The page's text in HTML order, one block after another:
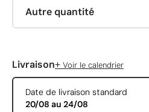
Autre quantité
Livraison+ Voir le calendrier
Date de livraison standard
20/08 au 24/08